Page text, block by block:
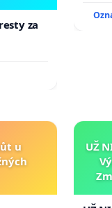
za
u
UŽ